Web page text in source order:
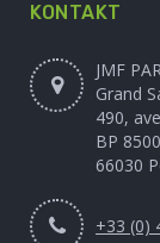
KONTAKT
JMF
Grand
490,
BP
66030
+33 (0)